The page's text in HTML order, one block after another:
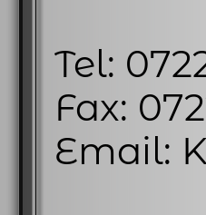
Tel:
Fax:
Email: